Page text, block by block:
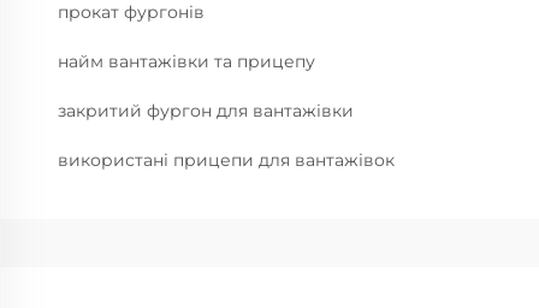
прокат фургонів
найм вантажівки та прицепу
закритий фургон для вантажівки
використані прицепи для вантажівок